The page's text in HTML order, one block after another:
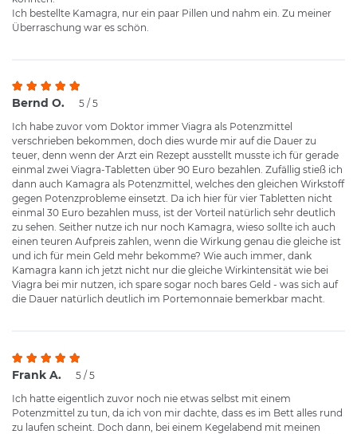
Ich bestellte Kamagra, nur ein paar Pillen und nahm ein. Zu meiner
Überraschung war es schön.
Bernd O.
5 / 5
Ich habe zuvor vom Doktor immer Viagra als Potenzmittel
verschrieben bekommen, doch dies wurde mir auf die Dauer zu
teuer, denn wenn der Arzt ein Rezept ausstellt musste ich für gerade
einmal zwei Viagra-Tabletten über 90 Euro bezahlen. Zufällig stieß ich
dann auch Kamagra als Potenzmittel, welches den gleichen Wirkstoff
gegen Potenzprobleme einsetzt. Da ich hier für vier Tabletten nicht
einmal 30 Euro bezahlen muss, ist der Vorteil natürlich sehr deutlich
zu sehen. Seither nutze ich nur noch Kamagra, wieso sollte ich auch
einen teuren Aufpreis zahlen, wenn die Wirkung genau die gleiche ist
und ich für mein Geld mehr bekomme? Wie auch immer, dank
Kamagra kann ich jetzt nicht nur die gleiche Wirkintensität wie bei
Viagra bei mir nutzen, ich spare sogar noch bares Geld - was sich auf
die Dauer natürlich deutlich im Portemonnaie bemerkbar macht.
Frank A.
5 / 5
Ich hatte eigentlich zuvor noch nie etwas selbst mit einem
Potenzmittel zu tun, da ich von mir dachte, dass es im Bett alles rund
zu laufen scheint. Doch dann, bei einem Kegelabend mit meinen